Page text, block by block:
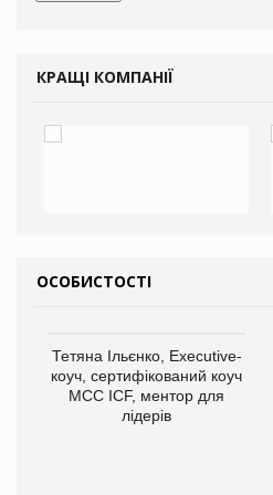
КРАЩІ КОМПАНІЇ
ОСОБИСТОСТІ
Тетяна Ільєнко, Executive-
коуч, сертифікований коуч
МСС ICF, ментор для
лідерів